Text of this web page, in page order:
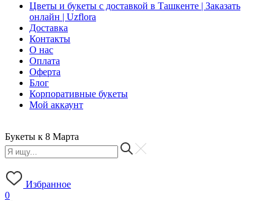
Цветы и букеты с доставкой в Ташкенте | Заказать
онлайн | Uzflora
Доставка
Контакты
О нас
Оплата
Оферта
Блог
Корпоративные букеты
Мой аккаунт
Букеты к 8 Марта
Избранное
0